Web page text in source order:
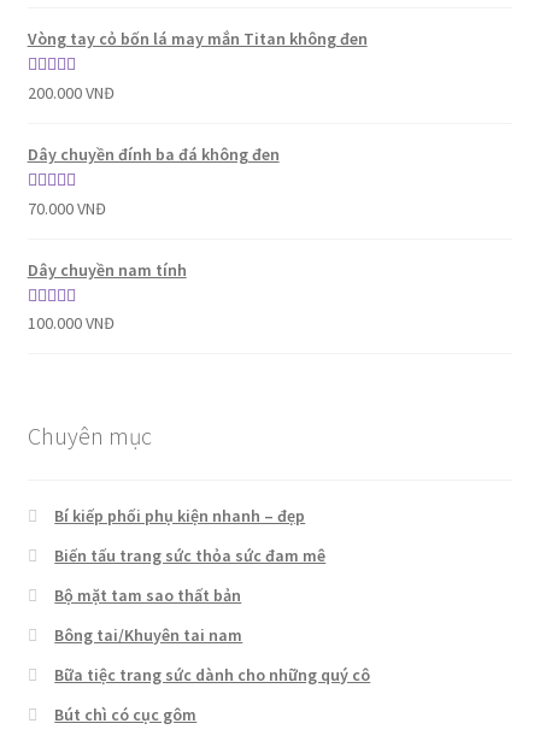
Vòng tay cỏ bốn lá may mắn Titan không đen
Được xếp
sao
200.000VNĐ
Dây chuyền đính ba đá không đen
Được xếp
sao
70.000VNĐ
Dây chuyền nam tính
Được xếp
100.000VNĐ
Chuyên mục
Bí kiếp phối phụ kiện nhanh – đẹp
Biến tấu trang sức thỏa sức đam mê
Bộ mặt tam sao thất bản
Bông tai/Khuyên tai nam
Bữa tiệc trang sức dành cho những quý cô
Bút chì có cục gôm